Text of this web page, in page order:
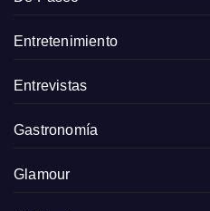
Entretenimiento
Entrevistas
Gastronomía
Glamour